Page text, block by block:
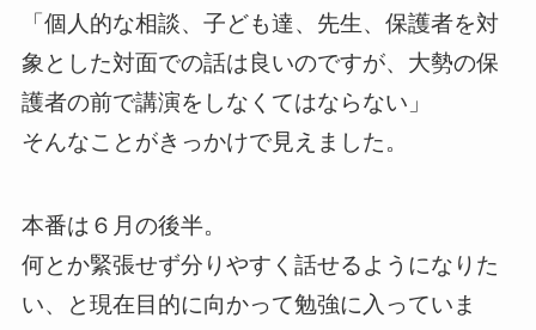
「個人的な相談、子ども達、先生、保護者を対
象とした対面での話は良いのですが、大勢の保
護者の前で講演をしなくてはならない」
そんなことがきっかけで見えました。
本番は６月の後半。
何とか緊張せず分りやすく話せるようになりた
い、と現在目的に向かって勉強に入っていま